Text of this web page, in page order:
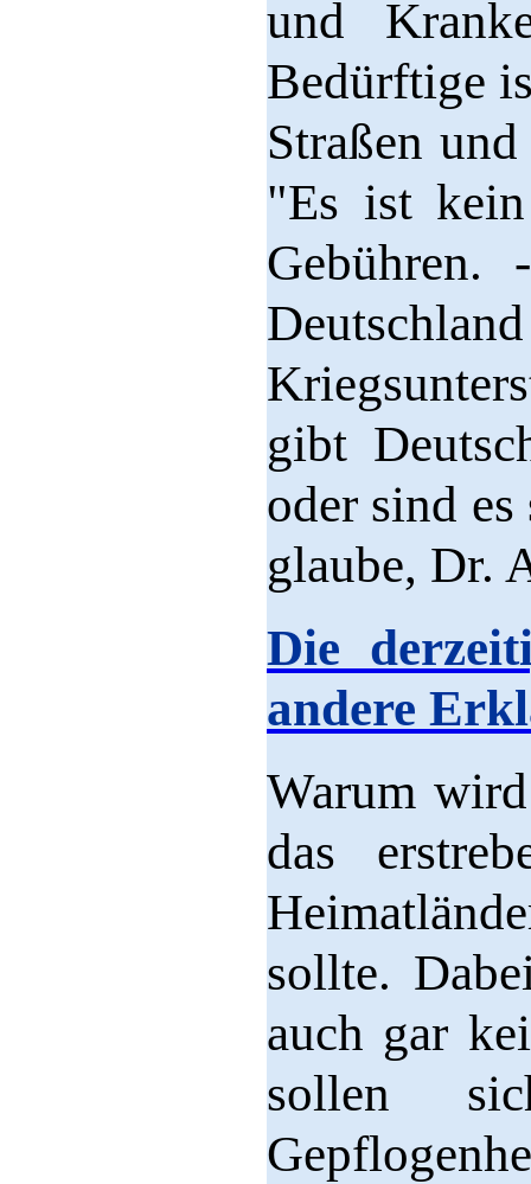
und
Bedürftige
Straßen
"Es ist
gibt
oder sind
glaube, Dr.
Die
andere
Warum
das
sollte.
auch gar
sollen